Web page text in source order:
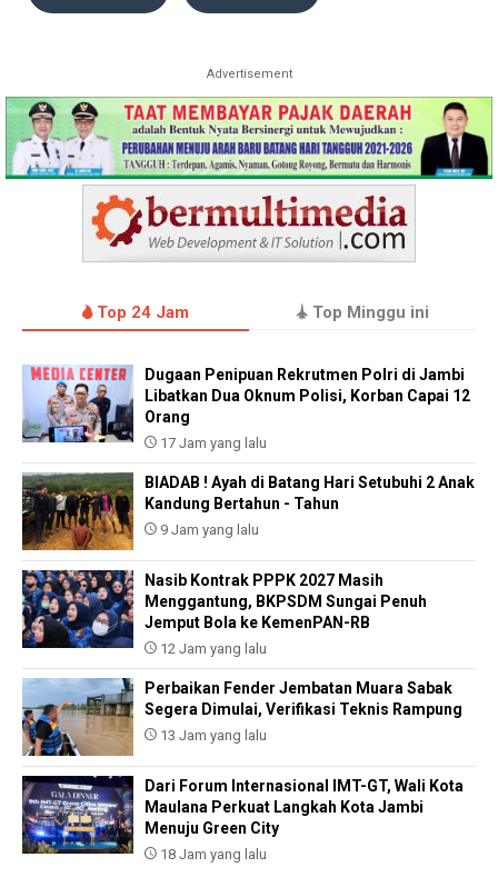
Advertisement
Top 24 Jam Top Minggu ini
Dugaan Penipuan Rekrutmen Polri di Jambi
Libatkan Dua Oknum Polisi, Korban Capai 12
Orang
17 Jam yang lalu
BIADAB ! Ayah di Batang Hari Setubuhi 2 Anak
Kandung Bertahun - Tahun
9 Jam yang lalu
Nasib Kontrak PPPK 2027 Masih
Menggantung, BKPSDM Sungai Penuh
Jemput Bola ke KemenPAN-RB
12 Jam yang lalu
Perbaikan Fender Jembatan Muara Sabak
Segera Dimulai, Verifikasi Teknis Rampung
13 Jam yang lalu
Dari Forum Internasional IMT-GT, Wali Kota
Maulana Perkuat Langkah Kota Jambi
Menuju Green City
18 Jam yang lalu